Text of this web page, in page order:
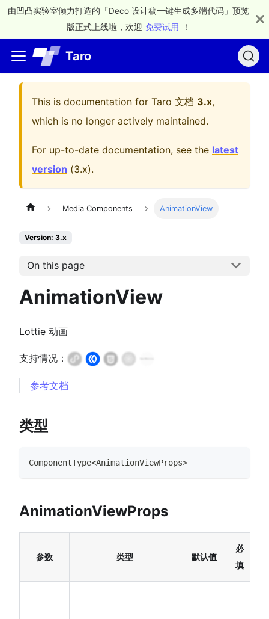
由凹凸实验室倾力打造的「Deco 设计稿一键生成多端代码」预览
版正式上线啦，欢迎 免费试用 ！
Taro
This is documentation for Taro 文档 3.x,
which is no longer actively maintained.
For up-to-date documentation, see the latest
version (3.x).
Media Components AnimationView
Version: 3.x
On this page
AnimationView
Lottie 动画
支持情况：
参考文档
类型
ComponentType<AnimationViewProps>
AnimationViewProps
参数 类型 默认值
必
填